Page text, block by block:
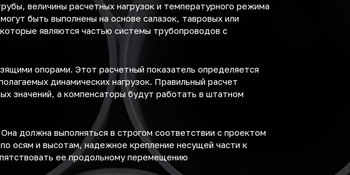
величины расчетных нагрузок и температурного режима
быть выполнены на основе салазок, тавровых или
являются частью системы трубопроводов с
опорами. Этот расчетный показатель определяется
динамических нагрузок. Правильный расчет
значений, а компенсаторы будут работать в штатном
должна выполняться в строгом соответствии с проектом
осям и высотам, надежное крепление несущей части к
ее продольному перемещению